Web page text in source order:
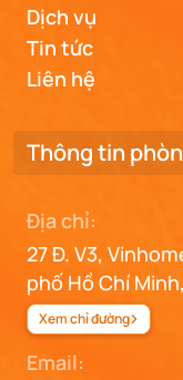
Dịch vụ
Tin tức
Liên hệ
Thông tin
Địa chỉ:
27 Đ. V3,
phố Hồ Chí
Xem chỉ đường
Email: